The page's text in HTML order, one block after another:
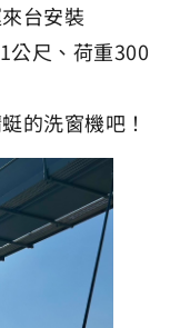
台安裝
公尺、荷重300
的洗窗機吧！